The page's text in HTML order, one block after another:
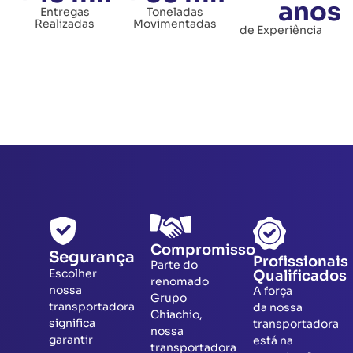
Entregas
Realizadas
Toneladas
Movimentadas
de Experiência
anos
Segurança
Escolher
nossa
transportadora
significa
garantir
Compromisso
Parte do
renomado
Grupo
Chiachio,
nossa
transportadora
Profissionais
Qualificados
A força
da nossa
transportadora
está na